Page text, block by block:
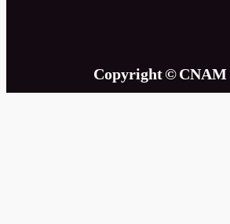
Copyright © CNAM